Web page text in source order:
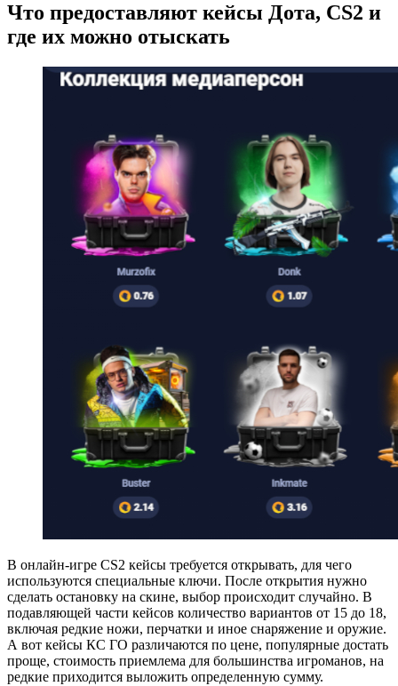
Что предоставляют кейсы Дота, CS2 и
где их можно отыскать
В онлайн-игре CS2 кейсы требуется открывать, для чего
используются специальные ключи. После открытия нужно
сделать остановку на скине, выбор происходит случайно. В
подавляющей части кейсов количество вариантов от 15 до 18,
включая редкие ножи, перчатки и иное снаряжение и оружие.
А вот кейсы КС ГО различаются по цене, популярные достать
проще, стоимость приемлема для большинства игроманов, на
редкие приходится выложить определенную сумму.